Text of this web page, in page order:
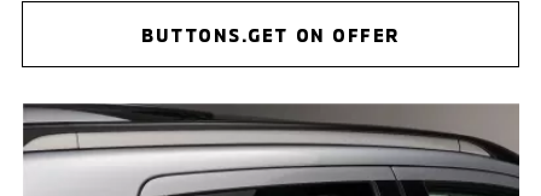
BUTTONS.GET ON OFFER